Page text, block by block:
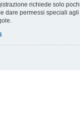
richiede solo
dare permessi speciali